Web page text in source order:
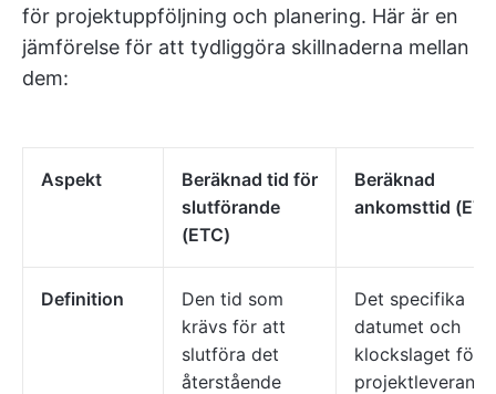
för projektuppföljning och planering. Här är en
jämförelse för att tydliggöra skillnaderna mellan
dem:
Aspekt
Beräknad tid för
slutförande
(ETC)
Beräknad
ankomsttid
Definition
Den tid som
krävs för att
slutföra det
återstående
Det specifika
datumet och
klockslaget för